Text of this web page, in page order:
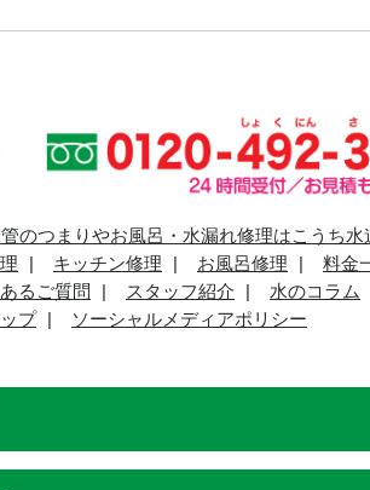
のつまりやお風呂・水漏れ修理はこうち水
キッチン修理 お風呂修理
料金
るご質問 スタッフ紹介 水のコラム
プ ソーシャルメディアポリシー